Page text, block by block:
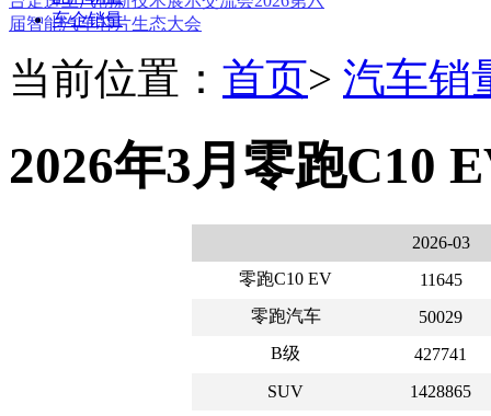
届智能汽车芯片生态大会
车企销量
当前位置： 首页> 汽车销
2026年3月零跑C10
2026-03
零跑C10 EV
11645
零跑汽车
50029
B级
427741
SUV
1428865